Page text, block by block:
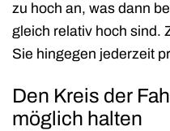
zu hoch an, was dann
gleich relativ hoch sind.
Sie hingegen jederzeit
Den Kreis der
möglich halten